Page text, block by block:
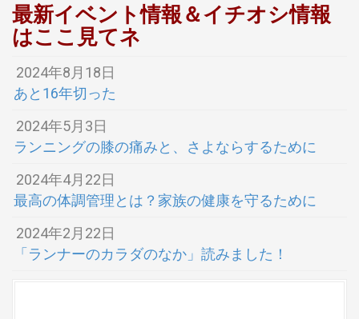
最新イベント情報＆イチオシ情報
はここ見てネ
2024年8月18日
あと16年切った
2024年5月3日
ランニングの膝の痛みと、さよならするために
2024年4月22日
最高の体調管理とは？家族の健康を守るために
2024年2月22日
「ランナーのカラダのなか」読みました！